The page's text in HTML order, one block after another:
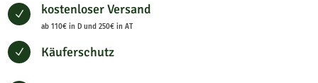
N kostenloser Versand
ab 110€ in D und 250€ in AT
N Käuferschutz